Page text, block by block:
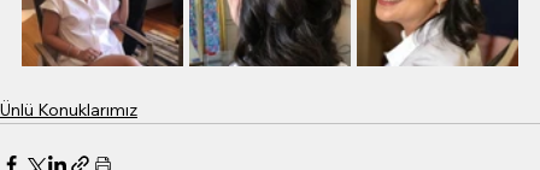
Ünlü Konuklarımız